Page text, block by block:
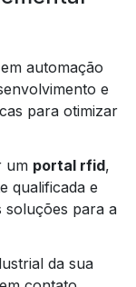
automação
e
para otimizar
um portal rfid,
qualificada e
soluções para a
da sua